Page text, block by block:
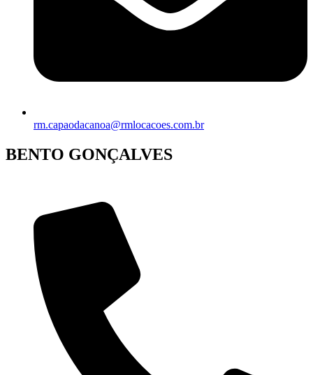
rm.capaodacanoa@rmlocacoes.com.br
BENTO GONÇALVES